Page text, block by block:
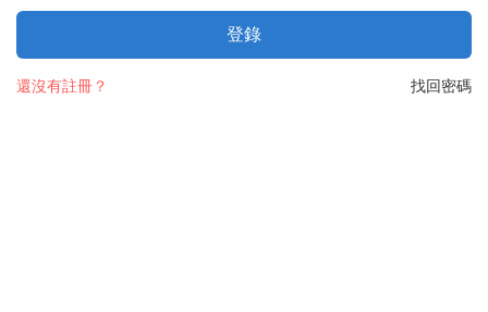
登錄
找回密碼
還沒有註冊？